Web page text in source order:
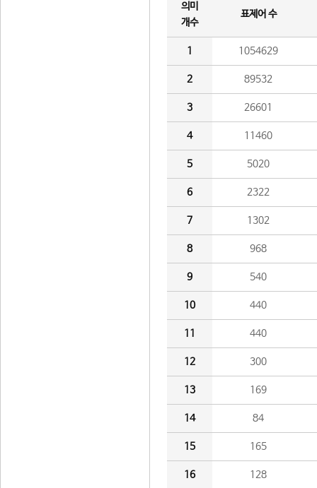
의미
개수
표제어 수
1 1054629
2 89532
3 26601
4 11460
5 5020
6 2322
7 1302
8 968
9 540
10 440
11 440
12 300
13 169
14 84
15 165
16 128